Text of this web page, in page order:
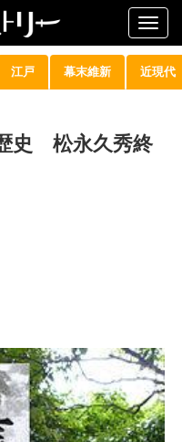
江戸 幕末維新 近現代
史 松永久秀終